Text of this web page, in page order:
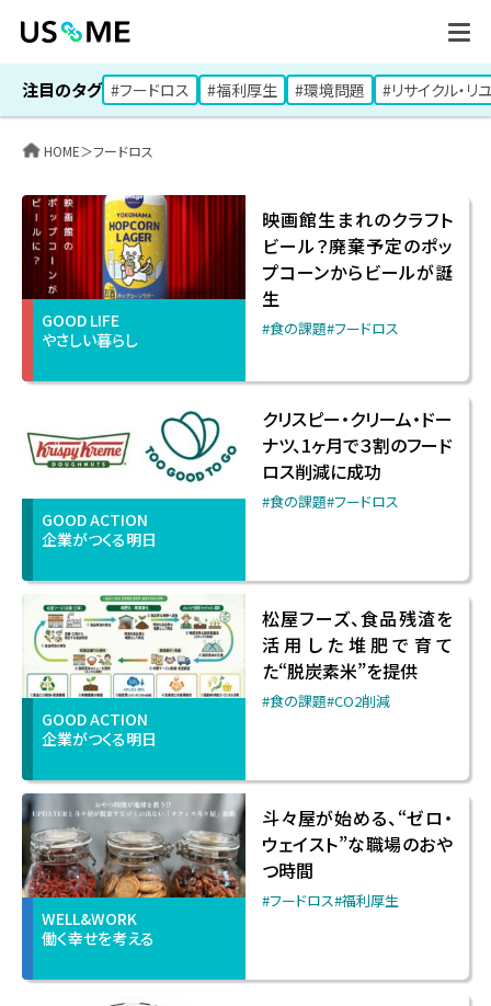
注目のタグ #フードロス #福利厚生 #環境問題 #リサイクル・リ
HOME＞フードロス
GOOD LIFE
やさしい暮らし
映画館生まれのクラフト
ビール？廃棄予定のポッ
プコーンからビールが誕
生
#食の課題#フードロス
GOOD ACTION
企業がつくる明日
クリスピー・クリーム・ドー
ナツ、1ヶ月で３割のフード
ロス削減に成功
#食の課題#フードロス
GOOD ACTION
企業がつくる明日
松屋フーズ、食品残渣を
活用した堆肥で育て
た“脱炭素米”を提供
#食の課題#CO2削減
WELL&WORK
働く幸せを考える
斗々屋が始める、“ゼロ・
ウェイスト”な職場のおや
つ時間
#フードロス#福利厚生